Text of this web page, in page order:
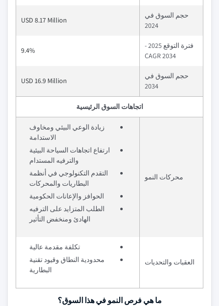
حجم السوق في
2024
USD 8.17 Million
فترة التوقع 2025 -
2034 CAGR
9.4%
حجم السوق في
2034
USD 16.9 Million
اتجاهات السوق الرئيسية
محركات النمو
زيادة الوعي البيئي ومخاوف
الاستدامة
ارتفاع اتجاهات السياحة البيئية
والترفيه المستدام
التقدم التكنولوجي في أنظمة
البطاريات والمحركات
الحوافز والإعانات الحكومية
الطلب المتزايد على الترفيه
الهادئ ومنخفض التأثير
العقبات والتحديات
تكلفة مقدمة عالية
محدودية النطاق وقيود تقنية
البطارية
ما هي فرص النمو في هذا السوق؟